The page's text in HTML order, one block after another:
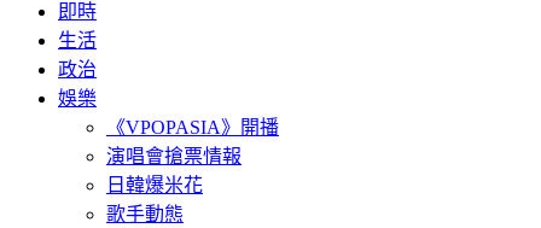
即時
生活
政治
娛樂
《VPOPASIA》開播
演唱會搶票情報
日韓爆米花
歌手動態